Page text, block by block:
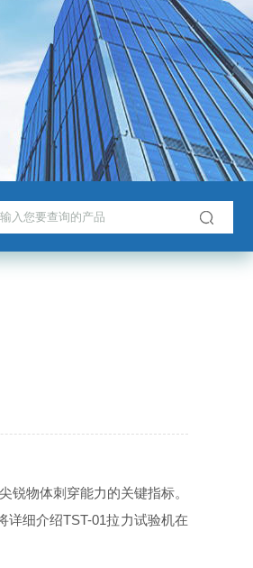
物体刺穿能力的关键指标。
细介绍TST-01拉力试验机在